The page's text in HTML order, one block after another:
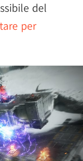
del
per